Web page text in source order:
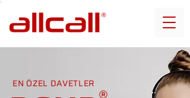
EN ÖZEL DAVETLER